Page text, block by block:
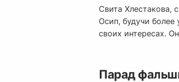
Свита Хлестакова,
Осип, будучи
своих интересах.
Парад